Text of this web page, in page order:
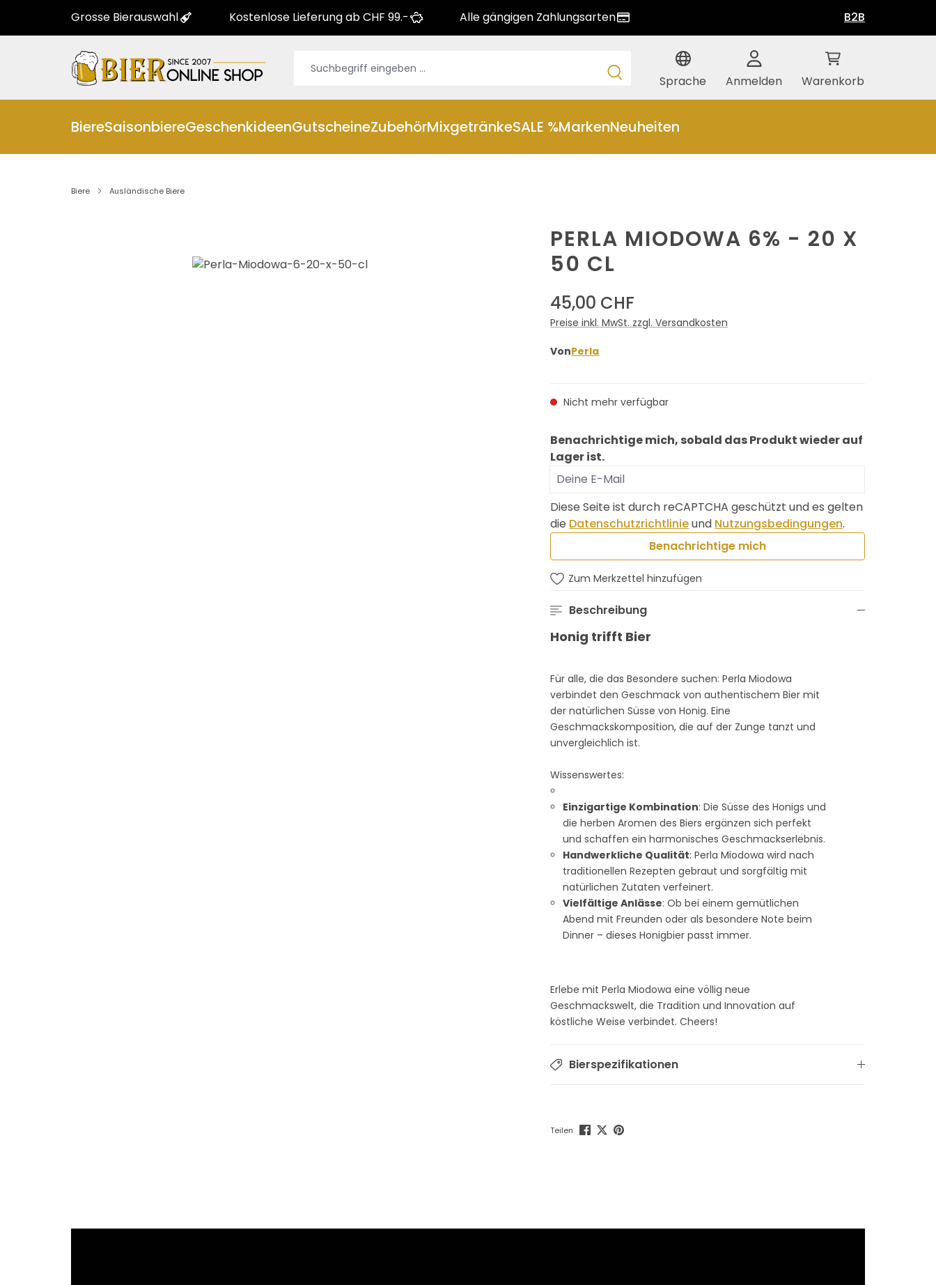
Grosse Bierauswahl Kostenlose Lieferung ab CHF 99.- Alle gängigen Zahlungsarten B2B
Sprache Anmelden Warenkorb
BiereSaisonbiereGeschenkideenGutscheineZubehörMixgetränkeSALE %MarkenNeuheiten
Biere Ausländische Biere
PERLA MIODOWA 6% - 20 X
50 CL
45,00 CHF
Preise inkl. MwSt. zzgl. Versandkosten
VonPerla
Nicht mehr verfügbar
Benachrichtige mich, sobald das Produkt wieder auf
Lager ist.
Deine E-Mail
Diese Seite ist durch reCAPTCHA geschützt und es gelten
die Datenschutzrichtlinieund Nutzungsbedingungen.
Benachrichtige mich
Zum Merkzettel hinzufügen
Beschreibung
Honig trifft Bier
Für alle, die das Besondere suchen: Perla Miodowa
verbindet den Geschmack von authentischem Bier mit
der natürlichen Süsse von Honig. Eine
Geschmackskomposition, die auf der Zunge tanzt und
unvergleichlich ist.
Wissenswertes:
Einzigartige Kombination: Die Süsse des Honigs und
die herben Aromen des Biers ergänzen sich perfekt
und schaffen ein harmonisches Geschmackserlebnis.
Handwerkliche Qualität: Perla Miodowa wird nach
traditionellen Rezepten gebraut und sorgfältig mit
natürlichen Zutaten verfeinert.
Vielfältige Anlässe: Ob bei einem gemütlichen
Abend mit Freunden oder als besondere Note beim
Dinner – dieses Honigbier passt immer.
Erlebe mit Perla Miodowa eine völlig neue
Geschmackswelt, die Tradition und Innovation auf
köstliche Weise verbindet. Cheers!
Bierspezifikationen
Teilen